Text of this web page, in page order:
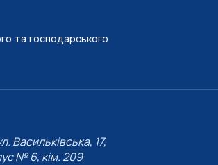
та господарського
Васильківська, 17,
№ 6, кім. 209